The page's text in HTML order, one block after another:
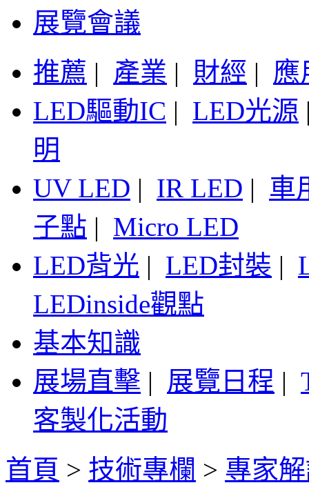
展覽會議
推薦 | 產業 | 財經 | 應
LED驅動IC | LED光源
明
UV LED | IR LED | 車
子點 | Micro LED
LED背光 | LED封裝 |
LEDinside觀點
基本知識
展場直擊 | 展覽日程 |
客製化活動
首頁 > 技術專欄 > 專家